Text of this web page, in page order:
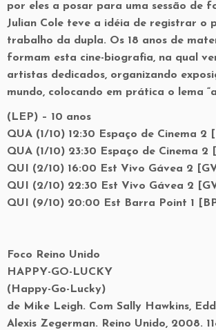
por eles a posar para uma sessão de
Julian Cole teve a idéia de registrar o
trabalho da dupla. Os 18 anos de
formam esta cine-biografia, na qual
artistas dedicados, organizando
mundo, colocando em prática o lema
(LEP) – 10 anos
QUA (1/10) 12:30 Espaço de Cinema 2
QUA (1/10) 23:30 Espaço de Cinema 2
QUI (2/10) 16:00 Est Vivo Gávea 2
QUI (2/10) 22:30 Est Vivo Gávea 2
QUI (9/10) 20:00 Est Barra Point 1
Foco Reino Unido
HAPPY-GO-LUCKY
(Happy-Go-Lucky)
de Mike Leigh. Com Sally Hawkins,
Alexis Zegerman. Reino Unido, 2008.